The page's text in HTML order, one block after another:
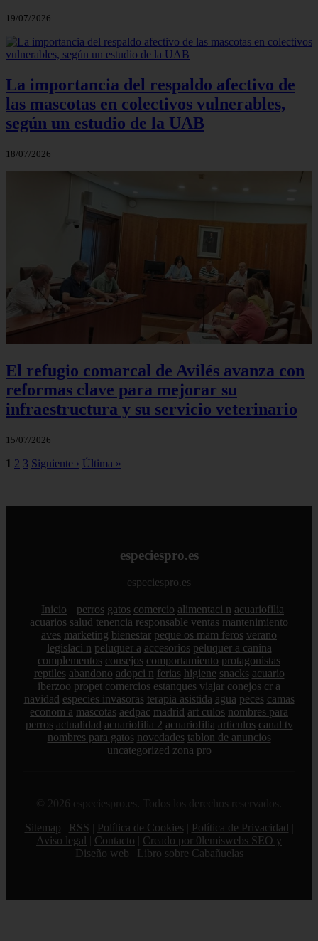
19/07/2026
La importancia del respaldo afectivo de
las mascotas en colectivos vulnerables,
según un estudio de la UAB
18/07/2026
El refugio comarcal de Avilés avanza con
reformas clave para mejorar su
infraestructura y su servicio veterinario
15/07/2026
1 2 3 Siguiente › Última »
especiespro.es
especiespro.es
Inicio perros gatos comercio alimentaci n acuariofilia
acuarios salud tenencia responsable ventas mantenimiento
aves marketing bienestar peque os mam feros verano
legislaci n peluquer a accesorios peluquer a canina
complementos consejos comportamiento protagonistas
reptiles abandono adopci n ferias higiene snacks acuario
iberzoo propet comercios estanques viajar conejos cr a
navidad especies invasoras terapia asistida agua peces camas
econom a mascotas aedpac madrid art culos nombres para
perros actualidad acuariofilia 2 acuariofilia articulos canal tv
nombres para gatos novedades tablon de anuncios
uncategorized zona pro
© 2026 especiespro.es. Todos los derechos reservados.
Sitemap
RSS Política de Cookies Política de Privacidad
Aviso legal
Contacto
Creado por 0lemiswebs SEO y
Diseño web
Libro sobre Cabañuelas